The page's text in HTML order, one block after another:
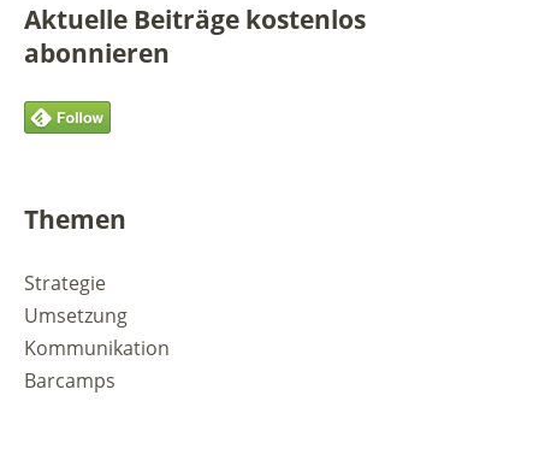
Aktuelle Beiträge kostenlos
abonnieren
Themen
Strategie
Umsetzung
Kommunikation
Barcamps